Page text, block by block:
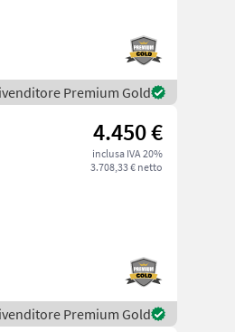
Premium Gold
4.450 €
inclusa IVA 20%
3.708,33 € netto
Premium Gold